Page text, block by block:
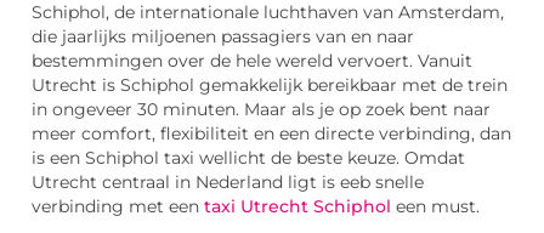
Schiphol, de internationale luchthaven van Amsterdam,
die jaarlijks miljoenen passagiers van en naar
bestemmingen over de hele wereld vervoert. Vanuit
Utrecht is Schiphol gemakkelijk bereikbaar met de trein
in ongeveer 30 minuten. Maar als je op zoek bent naar
meer comfort, flexibiliteit en een directe verbinding, dan
is een Schiphol taxi wellicht de beste keuze. Omdat
Utrecht centraal in Nederland ligt is eeb snelle
verbinding met een taxi Utrecht Schiphol een must.